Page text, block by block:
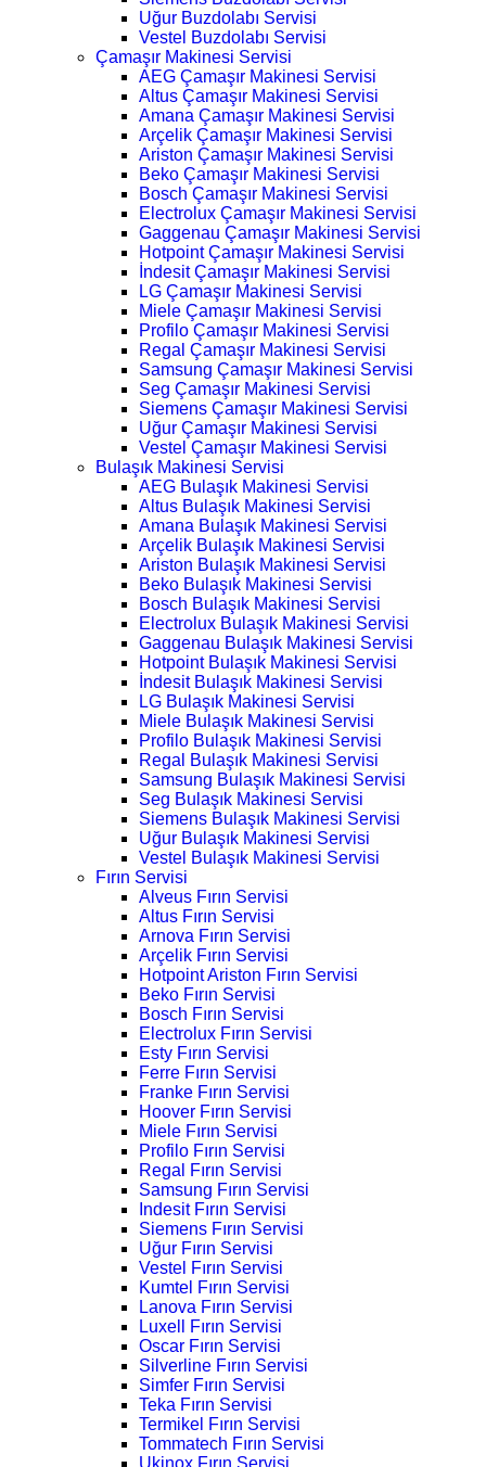
Uğur Buzdolabı Servisi
Vestel Buzdolabı Servisi
Çamaşır Makinesi Servisi
AEG Çamaşır Makinesi Servisi
Altus Çamaşır Makinesi Servisi
Amana Çamaşır Makinesi Servisi
Arçelik Çamaşır Makinesi Servisi
Ariston Çamaşır Makinesi Servisi
Beko Çamaşır Makinesi Servisi
Bosch Çamaşır Makinesi Servisi
Electrolux Çamaşır Makinesi Servisi
Gaggenau Çamaşır Makinesi Servisi
Hotpoint Çamaşır Makinesi Servisi
İndesit Çamaşır Makinesi Servisi
LG Çamaşır Makinesi Servisi
Miele Çamaşır Makinesi Servisi
Profilo Çamaşır Makinesi Servisi
Regal Çamaşır Makinesi Servisi
Samsung Çamaşır Makinesi Servisi
Seg Çamaşır Makinesi Servisi
Siemens Çamaşır Makinesi Servisi
Uğur Çamaşır Makinesi Servisi
Vestel Çamaşır Makinesi Servisi
Bulaşık Makinesi Servisi
AEG Bulaşık Makinesi Servisi
Altus Bulaşık Makinesi Servisi
Amana Bulaşık Makinesi Servisi
Arçelik Bulaşık Makinesi Servisi
Ariston Bulaşık Makinesi Servisi
Beko Bulaşık Makinesi Servisi
Bosch Bulaşık Makinesi Servisi
Electrolux Bulaşık Makinesi Servisi
Gaggenau Bulaşık Makinesi Servisi
Hotpoint Bulaşık Makinesi Servisi
İndesit Bulaşık Makinesi Servisi
LG Bulaşık Makinesi Servisi
Miele Bulaşık Makinesi Servisi
Profilo Bulaşık Makinesi Servisi
Regal Bulaşık Makinesi Servisi
Samsung Bulaşık Makinesi Servisi
Seg Bulaşık Makinesi Servisi
Siemens Bulaşık Makinesi Servisi
Uğur Bulaşık Makinesi Servisi
Vestel Bulaşık Makinesi Servisi
Fırın Servisi
Alveus Fırın Servisi
Altus Fırın Servisi
Arnova Fırın Servisi
Arçelik Fırın Servisi
Hotpoint Ariston Fırın Servisi
Beko Fırın Servisi
Bosch Fırın Servisi
Electrolux Fırın Servisi
Esty Fırın Servisi
Ferre Fırın Servisi
Franke Fırın Servisi
Hoover Fırın Servisi
Miele Fırın Servisi
Profilo Fırın Servisi
Regal Fırın Servisi
Samsung Fırın Servisi
Indesit Fırın Servisi
Siemens Fırın Servisi
Uğur Fırın Servisi
Vestel Fırın Servisi
Kumtel Fırın Servisi
Lanova Fırın Servisi
Luxell Fırın Servisi
Oscar Fırın Servisi
Silverline Fırın Servisi
Simfer Fırın Servisi
Teka Fırın Servisi
Termikel Fırın Servisi
Tommatech Fırın Servisi
Ukinox Fırın Servisi